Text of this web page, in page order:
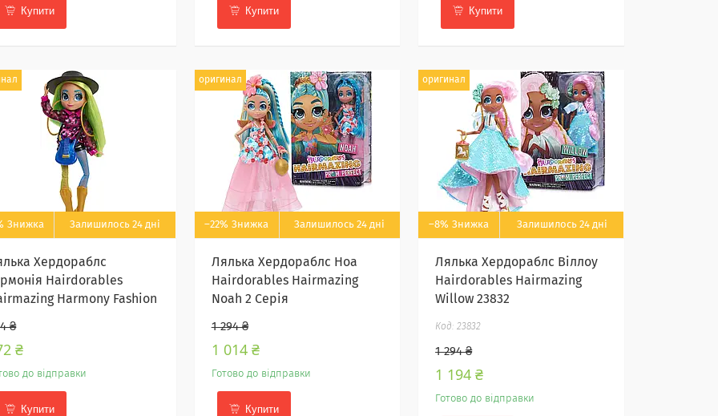
Купити Купити Купити
Залишилось 24 дні
Хердораблс
Hairdorables
Harmony Fashion
₴
₴
до відправки
Купити
оригинал
–22% Залишилось 24 дні
Лялька Хердораблс Ноа
Hairdorables Hairmazing
Noah 2 Серія
1 294 ₴
1 014 ₴
Готово до відправки
Купити
оригинал
–8% Залишилось 24 дні
Лялька Хердораблс Віллоу
Hairdorables Hairmazing
Willow 23832
23832
1 294 ₴
1 194 ₴
Готово до відправки